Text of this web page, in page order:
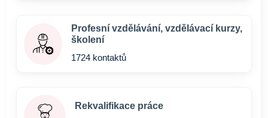
Profesní vzdělávání, vzdělávací kurzy,
školení
1724 kontaktů
Rekvalifikace práce